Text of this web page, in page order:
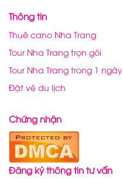
Thông tin
Thuê cano Nha Trang
Tour Nha Trang trọn gói
Tour Nha Trang trong 1 ngày
Đặt vé du lịch
Chứng nhận
Đăng ký thông tin tư vấn